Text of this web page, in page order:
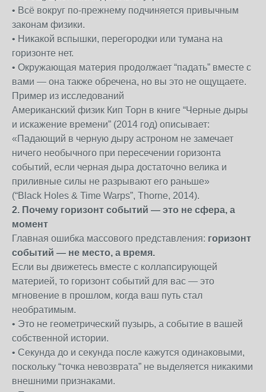
• Всё вокруг по-прежнему подчиняется привычным
законам физики.
• Никакой вспышки, перегородки или тумана на
горизонте нет.
• Окружающая материя продолжает “падать” вместе с
вами — она также обречена, но вы это не ощущаете.
Пример из исследований
Американский физик Кип Торн в книге “Черные дыры
и искажение времени” (2014 год) описывает:
«Падающий в черную дыру астроном не замечает
ничего необычного при пересечении горизонта
событий, если черная дыра достаточно велика и
приливные силы не разрывают его раньше»
(“Black Holes & Time Warps”, Thorne, 2014).
2. Почему горизонт событий — это не сфера, а
момент
Главная ошибка массового представления: горизонт
событий — не место, а время.
Если вы движетесь вместе с коллапсирующей
материей, то горизонт событий для вас — это
мгновение в прошлом, когда ваш путь стал
необратимым.
• Это не геометрический пузырь, а событие в вашей
собственной истории.
• Секунда до и секунда после кажутся одинаковыми,
поскольку “точка невозврата” не выделяется никакими
внешними признаками.